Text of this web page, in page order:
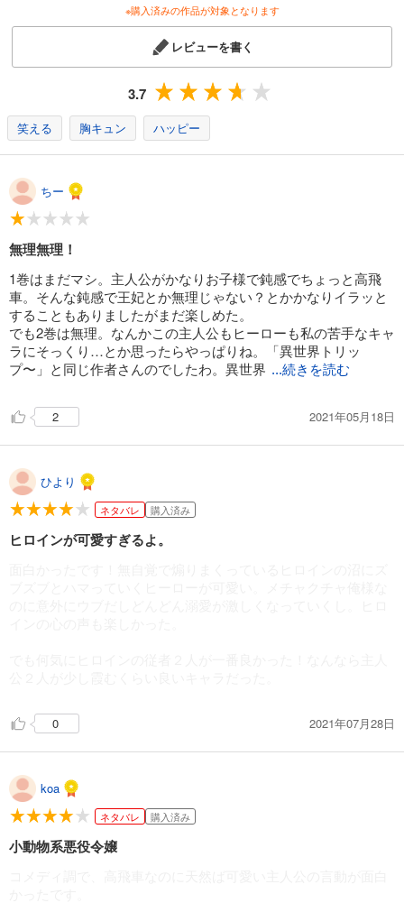
※購入済みの作品が対象となります
レビューを書く
3.7
笑える 胸キュン ハッピー
ちー
無理無理！
1巻はまだマシ。主人公がかなりお子様で鈍感でちょっと高飛
車。そんな鈍感で王妃とか無理じゃない？とかかなりイラッと
することもありましたがまだ楽しめた。
でも2巻は無理。なんかこの主人公もヒーローも私の苦手なキャ
ラにそっくり…とか思ったらやっぱりね。「異世界トリッ
プ〜」と同じ作者さんのでしたわ。異世界 ...続きを読む
2 2021年05月18日
ひより
ネタバレ 購入済み
ヒロインが可愛すぎるよ。
0 2021年07月28日
koa
ネタバレ 購入済み
小動物系悪役令嬢